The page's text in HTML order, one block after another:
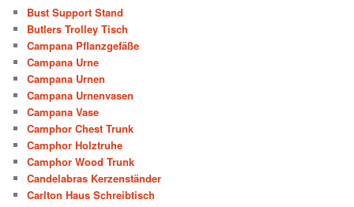
Bust Support Stand
Butlers Trolley Tisch
Campana Pflanzgefäße
Campana Urne
Campana Urnen
Campana Urnenvasen
Campana Vase
Camphor Chest Trunk
Camphor Holztruhe
Camphor Wood Trunk
Candelabras Kerzenständer
Carlton Haus Schreibtisch